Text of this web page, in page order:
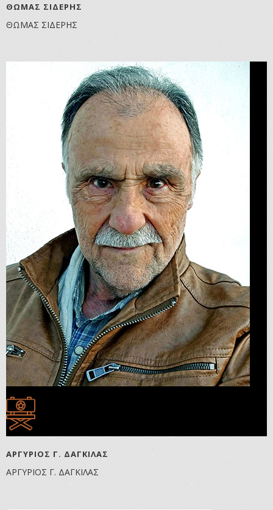
ΘΩΜΑΣ ΣΙΔΕΡΗΣ
ΘΩΜΑΣ ΣΙΔΕΡΗΣ
ΑΡΓΥΡΙΟΣ Γ. ΔΑΓΚΙΛΑΣ
ΑΡΓΥΡΙΟΣ Γ. ΔΑΓΚΙΛΑΣ